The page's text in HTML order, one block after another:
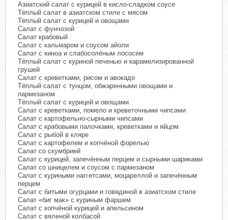
Азиатский салат с курицей в кисло-сладком соусе
Тёплый салат в азиатском стиле с мясом
Тёплый салат с курицей и овощами
Салат с фунчозой
Салат крабовый
Салат с кальмаром и соусом айоли
Салат с киноа и слабосолёным лососем
Тёплый салат с куриной печенью и карамелизированной
грушей
Салат с креветками, рисом и авокадо
Тёплый салат с тунцом, обжаренными овощами и
пармезаном
Тёплый салат с курицей и овощами
Салат с креветками, помело и креветочными чипсами
Салат с картофельно-сырными чипсами
Салат с крабовыми палочками, креветками и яйцом
Салат с рыбой в кляре
Салат с картофелем и копчёной форелью
Салат со скумбрией
Салат с курицей, запечённым перцем и сырными шариками
Салат со шницелем и соусом с пармезаном
Салат с куриными наггетсами, моцареллой и запечённым
перцем
Салат с битыми огурцами и говядиной в азиатском стиле
Салат «биг мак» с куриным фаршем
Салат с копчёной курицей и апельсином
Салат с вяленой колбасой